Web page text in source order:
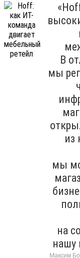
В
мы
из
мы
на
нашу
Максим